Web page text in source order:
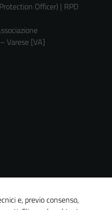
Officer) | RPD
Varese [VA]
e, previo consenso,